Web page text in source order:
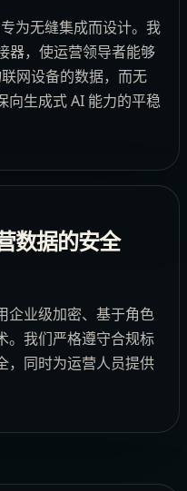
为无缝集成而设计。我
器，使运营领导者能够
网设备的数据，而无
向生成式 AI 能力的平稳
数据的安全
企业级加密、基于角色
。我们严格遵守合规标
，同时为运营人员提供